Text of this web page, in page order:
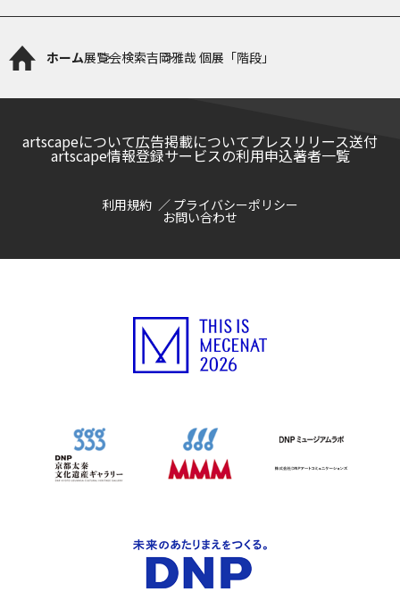
ホーム展覧会検索吉岡雅哉 個展「階段」
artscapeについて広告掲載についてプレスリリース送付
artscape情報登録サービスの利用申込著者一覧
利用規約 プライバシーポリシー
お問い合わせ